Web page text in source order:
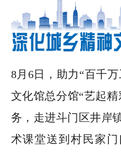
8月6日，助力“百千
文化馆总分馆“艺起
务，走进斗门区井岸
术课堂送到村民家